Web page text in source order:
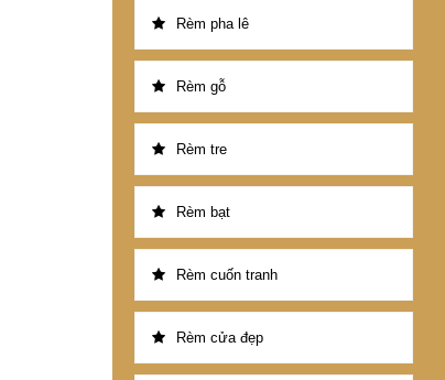
Rèm pha lê
Rèm gỗ
Rèm tre
Rèm bạt
Rèm cuốn tranh
Rèm cửa đẹp